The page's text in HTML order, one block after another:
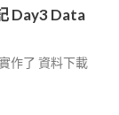
Day3 Data
作了 資料下載